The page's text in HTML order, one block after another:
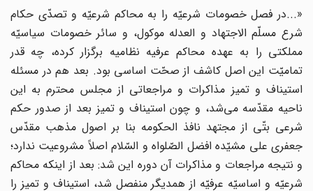
«...در فصل خصومات شرعیّه را به محاکم شرعیّه و تصدّی حکام
شرع مسلّم الاجتهاد و العدله موکول، و سائر خصومات سیاسیّه
مملکتی را به عهده محاکم عرفیه نظامیه برگزار کرده، چه قدر
تمامیّت این اصل کاشف از صحّت اساسی بود. بعد هم در مسئله
استیناف و تمیز مذاکرات و مراجعاتی از مجلس محترم به این
ناحیه مقدّسه می‌شد، و چون استیناف و تمیز بعد از صدور حکم
شرعی بتّی از مجتهد نافذ الحکومه بنا بر اصول مذهب مقدّس
جعفری علی مشیّده افضل الصّلواه و السّلام اصلاً مشروعیت ندارد؛
و نتیجه مراجعات و مذاکرات آن دوره این شد: بعد از اینکه محاکم
شرعیّه و اساسیّه عرفیّه از همدیگر منفصل شد، استیناف و تمیز را